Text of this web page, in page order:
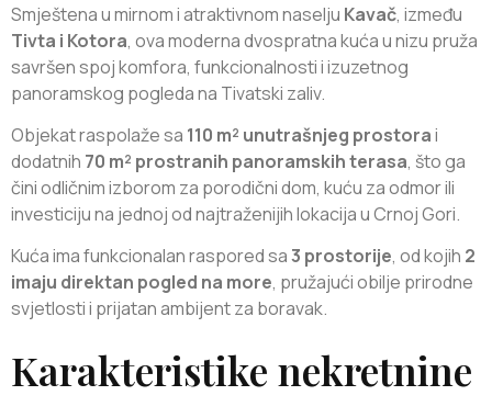
Smještena u mirnom i atraktivnom naselju Kavač, između
Tivta i Kotora, ova moderna dvospratna kuća u nizu pruža
savršen spoj komfora, funkcionalnosti i izuzetnog
panoramskog pogleda na Tivatski zaliv.
Objekat raspolaže sa 110 m² unutrašnjeg prostorai
dodatnih 70 m² prostranih panoramskih terasa, što ga
čini odličnim izborom za porodični dom, kuću za odmor ili
investiciju na jednoj od najtraženijih lokacija u Crnoj Gori.
Kuća ima funkcionalan raspored sa3 prostorije, od kojih 2
imaju direktan pogled na more, pružajući obilje prirodne
svjetlosti i prijatan ambijent za boravak.
Karakteristike nekretnine